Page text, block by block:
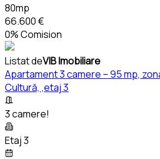
80mp
66.600 €
0% Comision
Listat deVIB Imobiliare
Apartament 3 camere – 95 mp,
Cultură, ,etaj 3
3 camere!
Etaj 3